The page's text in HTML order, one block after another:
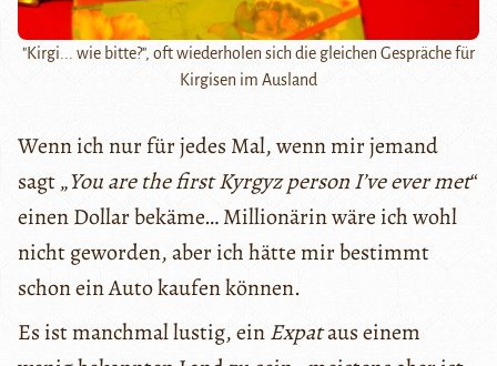
"Kirgi... wie bitte?", oft wiederholen sich die gleichen Gespräche für
Kirgisen im Ausland
Wenn ich nur für jedes Mal, wenn mir jemand
sagt „You are the first Kyrgyz person I’ve ever met“
einen Dollar bekäme… Millionärin wäre ich wohl
nicht geworden, aber ich hätte mir bestimmt
schon ein Auto kaufen können.
Es ist manchmal lustig, einExpataus einem